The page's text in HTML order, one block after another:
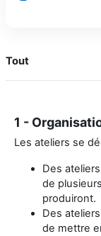
Tout
1 -
Les ateliers se
Des
de
produiront.
Des
de mettre